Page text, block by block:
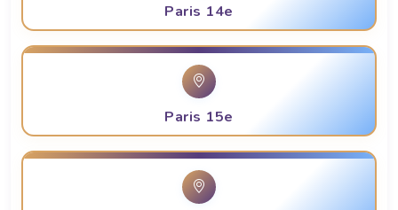
Paris 14e
Paris 15e